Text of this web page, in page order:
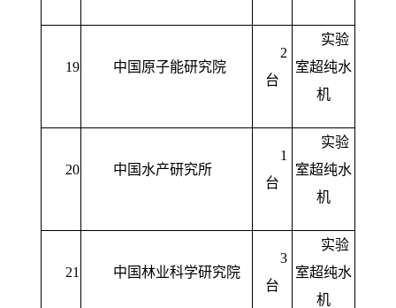
19 中国原子能研究院
2
台
实验
室超纯水
机
20 中国水产研究所
1
台
实验
室超纯水
机
21 中国林业科学研究院
3
台
实验
室超纯水
机